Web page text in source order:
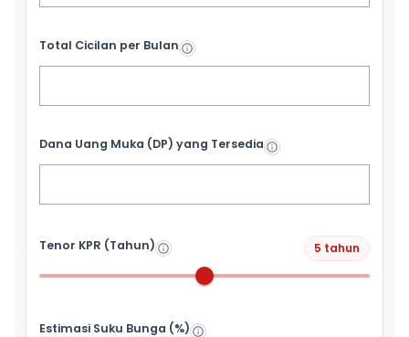
Total Cicilan per Bulan
Dana Uang Muka (DP) yang Tersedia
Tenor KPR (Tahun) 5 tahun
Estimasi Suku Bunga (%)